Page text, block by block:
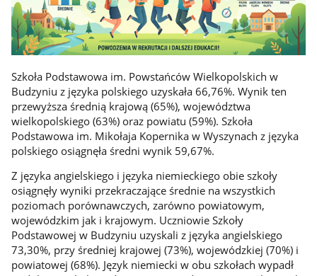
Szkoła Podstawowa im. Powstańców Wielkopolskich w
Budzyniu z języka polskiego uzyskała 66,76%. Wynik ten
przewyższa średnią krajową (65%), województwa
wielkopolskiego (63%) oraz powiatu (59%). Szkoła
Podstawowa im. Mikołaja Kopernika w Wyszynach z języka
polskiego osiągnęła średni wynik 59,67%.
Z języka angielskiego i języka niemieckiego obie szkoły
osiągnęły wyniki przekraczające średnie na wszystkich
poziomach porównawczych, zarówno powiatowym,
wojewódzkim jak i krajowym. Uczniowie Szkoły
Podstawowej w Budzyniu uzyskali z języka angielskiego
73,30%, przy średniej krajowej (73%), wojewódzkiej (70%) i
powiatowej (68%). Język niemiecki w obu szkołach wypadł